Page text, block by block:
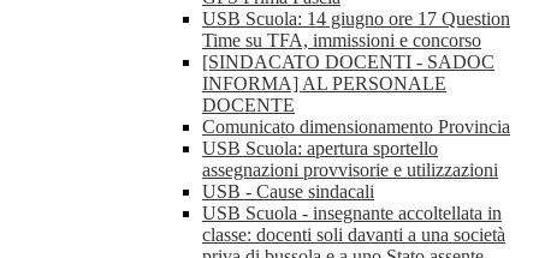
USB Scuola: 14 giugno ore 17 Question
Time su TFA, immissioni e concorso
[SINDACATO DOCENTI - SADOC
INFORMA] AL PERSONALE
DOCENTE
Comunicato dimensionamento Provincia
USB Scuola: apertura sportello
assegnazioni provvisorie e utilizzazioni
USB - Cause sindacali
USB Scuola - insegnante accoltellata in
classe: docenti soli davanti a una società